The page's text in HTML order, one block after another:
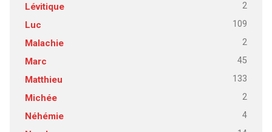
Lévitique 2
Luc 109
Malachie 2
Marc 45
Matthieu 133
Michée 2
Néhémie 4